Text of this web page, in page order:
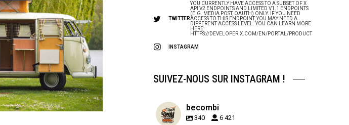
TWITTER
YOU CURRENTLY HAVE ACCESS TO A SUBSET OF X
API V2 ENDPOINTS AND LIMITED V1.1 ENDPOINTS
(E.G. MEDIA POST, OAUTH) ONLY. IF YOU NEED
ACCESS TO THIS ENDPOINT, YOU MAY NEED A
DIFFERENT ACCESS LEVEL. YOU CAN LEARN MORE
HERE:
HTTPS://DEVELOPER.X.COM/EN/PORTAL/PRODUCT
INSTAGRAM
SUIVEZ-NOUS SUR INSTAGRAM !
becombi
340 6 421